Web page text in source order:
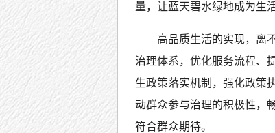
量，让蓝天碧水绿地成为生
高品质生活的实现，离
治理体系，优化服务流程、
生政策落实机制，强化政策
动群众参与治理的积极性，
符合群众期待。